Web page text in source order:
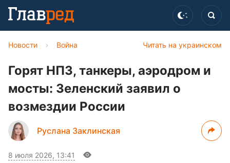
Читать на украинском
Новости › Война
Горят НПЗ, танкеры, аэродром и
мосты: Зеленский заявил о
возмездии России
Руслана Заклинская
8 июля 2026, 13:41